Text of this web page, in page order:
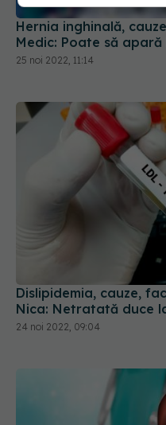
Hernia inghinală,
Medic: Poate să
25 noi 2022, 11:14
Dislipidemia, cauze,
Nica: Netratată duce
24 noi 2022, 09:04